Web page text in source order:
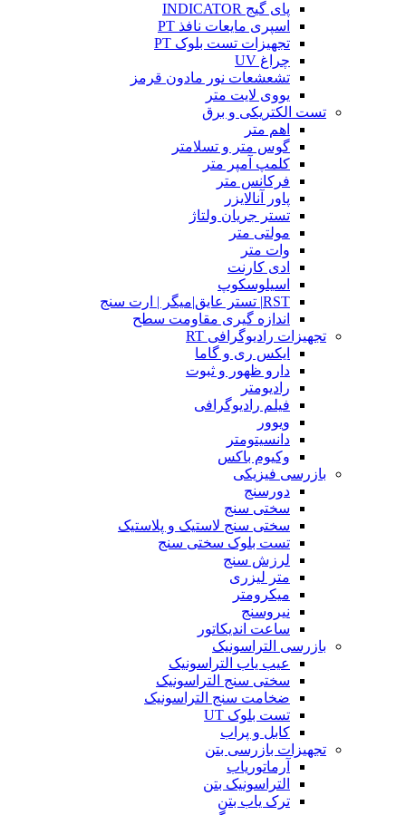
پای گیج INDICATOR
اسپری مایعات نافذ PT
تجهیزات تست بلوک PT
چراغ UV
تشعشعات نور مادون قرمز
یووی لایت متر
تست الکتریکی و برق
اهم متر
گوس متر و تسلامتر
کلمپ آمپر متر
فرکانس متر
پاور آنالایزر
تستر جریان ولتاژ
مولتی متر
وات متر
ادی کارنت
اسیلوسکوپ
RST| تستر عایق|میگر | ارت سنج
اندازه گیری مقاومت سطح
تجهیزات رادیوگرافی RT
ایکس ری و گاما
دارو ظهور و ثبوت
رادیومتر
فیلم رادیوگرافی
ویوور
دانسیتومتر
وکیوم باکس
بازرسی فیزیکی
دورسنج
سختی سنج
سختی سنج لاستیک و پلاستیک
تست بلوک سختی سنج
لرزش سنج
متر لیزری
میکرومتر
نیروسنج
ساعت اندیکاتور
بازرسی التراسونیک
عیب یاب التراسونیک
سختی سنج التراسونیک
ضخامت سنج التراسونیک
تست بلوک UT
کابل و پراب
تجهیزات بازرسی بتن
آرماتوریاب
التراسونیک بتن
ترک یاب بتن